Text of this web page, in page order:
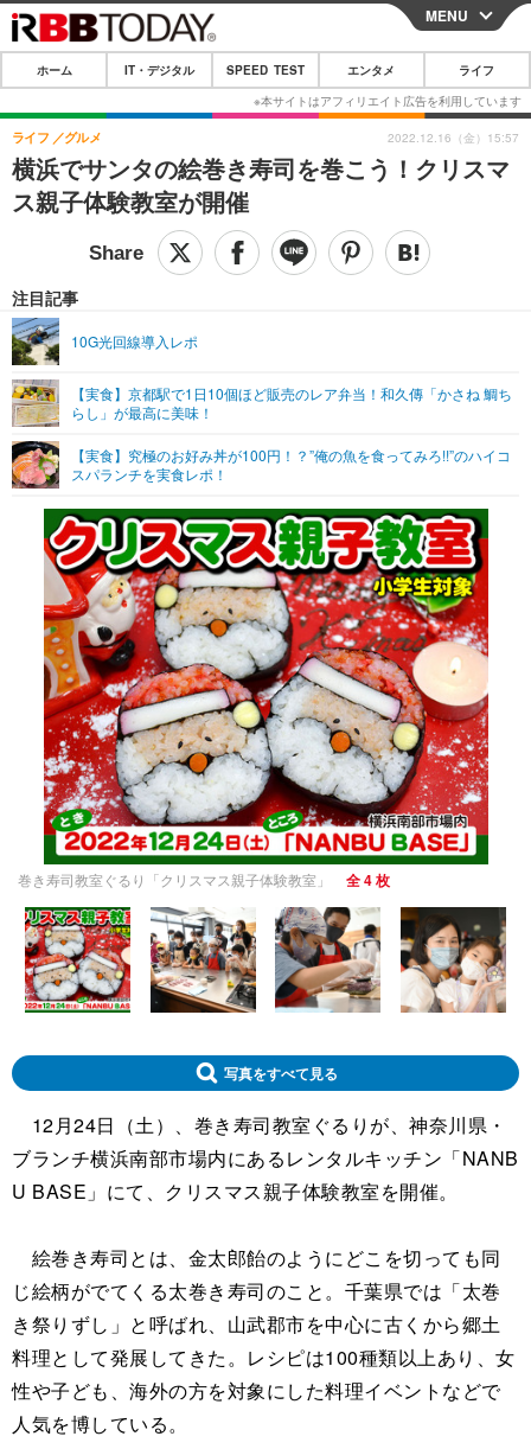
CLOSE
ホーム
IT・デジタル
IT・デジタルTOP スマートフォン
ショッピング その他
SPEED TEST
エンタメTOP 映画・ドラマ
グラビア
ショッピング その他
ライフTOP
その他
リリース一覧
プッシュ通知の停止方法
MENU
ホーム IT・デジタル SPEED TEST エンタメ ライフ
横浜でサンタの絵巻き寿司を巻こう！クリスマ
ス親子体験教室が開催
ライフ グルメ
注目記事
10G光回線導入レポ
【実食】京都駅で1日10個ほど販売のレア弁当！和久傳「かさね 鯛ち
らし」が最高に美味！
【実食】究極のお好み丼が100円！？”俺の魚を食ってみろ!!”のハイコ
スパランチを実食レポ！
2022.12.16（金）15:57
巻き寿司教室ぐるり「クリスマス親子体験教室」 全 4 枚
写真をすべて見る
12月24日（土）、巻き寿司教室ぐるりが、神奈川県・
ブランチ横浜南部市場内にあるレンタルキッチン「NANB
U BASE」にて、クリスマス親子体験教室を開催。
絵巻き寿司とは、金太郎飴のようにどこを切っても同
じ絵柄がでてくる太巻き寿司のこと。千葉県では「太巻
き祭りずし」と呼ばれ、山武郡市を中心に古くから郷土
料理として発展してきた。レシピは100種類以上あり、女
性や子ども、海外の方を対象にした料理イベントなどで
人気を博している。